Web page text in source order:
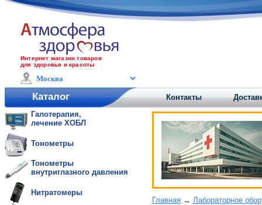
Интернет магазин товаров
для здоровья и красоты
Каталог Контакты
Галотерапия,
лечение ХОБЛ
Тонометры
Тонометры
внутриглазного давления
Нитратомеры
Главная → Лабораторное